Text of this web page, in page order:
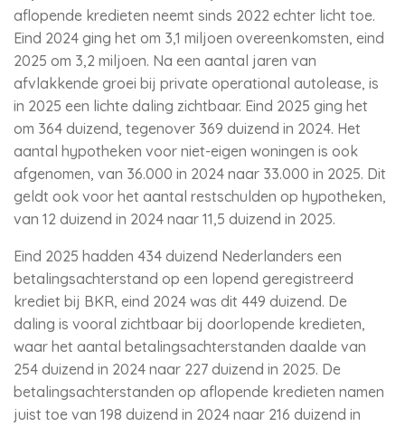
aflopende kredieten neemt sinds 2022 echter licht toe.
Eind 2024 ging het om 3,1 miljoen overeenkomsten, eind
2025 om 3,2 miljoen. Na een aantal jaren van
afvlakkende groei bij private operational autolease, is
in 2025 een lichte daling zichtbaar. Eind 2025 ging het
om 364 duizend, tegenover 369 duizend in 2024. Het
aantal hypotheken voor niet-eigen woningen is ook
afgenomen, van 36.000 in 2024 naar 33.000 in 2025. Dit
geldt ook voor het aantal restschulden op hypotheken,
van 12 duizend in 2024 naar 11,5 duizend in 2025.
Eind 2025 hadden 434 duizend Nederlanders een
betalingsachterstand op een lopend geregistreerd
krediet bij BKR, eind 2024 was dit 449 duizend. De
daling is vooral zichtbaar bij doorlopende kredieten,
waar het aantal betalingsachterstanden daalde van
254 duizend in 2024 naar 227 duizend in 2025. De
betalingsachterstanden op aflopende kredieten namen
juist toe van 198 duizend in 2024 naar 216 duizend in